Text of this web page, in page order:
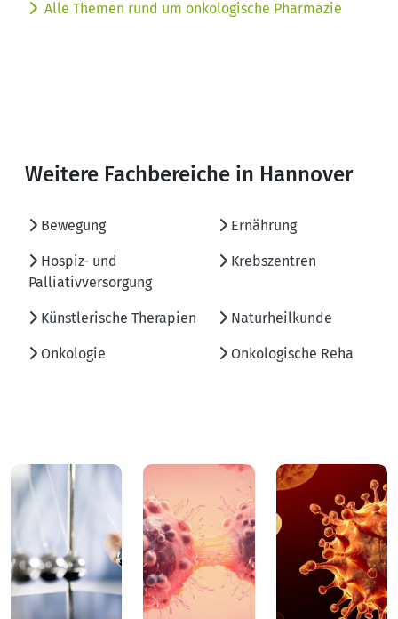
Alle Themen rund um onkologische Pharmazie
Weitere Fachbereiche in Hannover
Bewegung Ernährung
Hospiz- und
Palliativversorgung
Krebszentren
Künstlerische Therapien Naturheilkunde
Onkologie Onkologische Reha